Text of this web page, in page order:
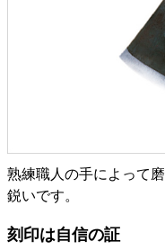
熟練職人の手によって
鋭いです。
刻印は自信の証